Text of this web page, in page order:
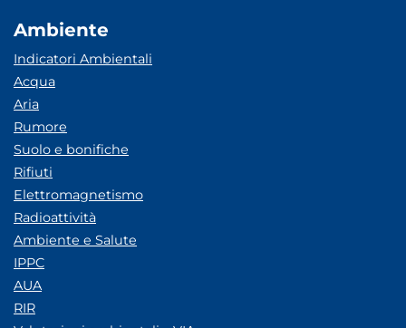
Ambiente
Indicatori Ambientali
Acqua
Aria
Rumore
Suolo e bonifiche
Rifiuti
Elettromagnetismo
Radioattività
Ambiente e Salute
IPPC
AUA
RIR